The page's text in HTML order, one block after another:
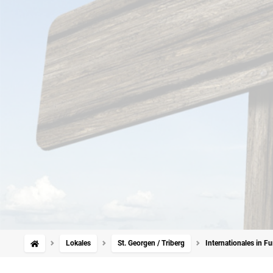
Lokales St. Georgen / Triberg Internationales in